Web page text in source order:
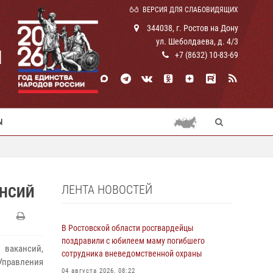
ВЕРСИЯ ДЛЯ СЛАБОВИДЯЩИХ
344038, г. Ростов на Дону
ул. Шеболдаева, д. 4/3
+7 (8632) 10-83-69
ЛЕНТА НОВОСТЕЙ
В Ростовской области росгвардейцы
поздравили с юбилеем маму погибшего
сотрудника вневедомственной охраны
04 августа 2026, 08:22